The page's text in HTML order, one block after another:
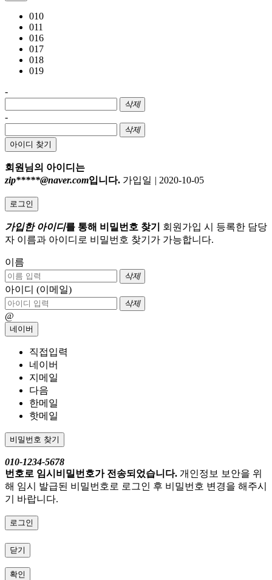
010
011
016
017
018
019
-
삭제
-
삭제
아이디 찾기
회원님의 아이디는
zip*****@naver.com입니다. 가입일 | 2020-10-05
로그인
가입한 아이디를 통해 비밀번호 찾기
회원가입 시 등록한 담당
자 이름과 아이디로 비밀번호 찾기가 가능합니다.
이름
삭제
아이디 (이메일)
삭제
@
네이버
직접입력
네이버
지메일
다음
한메일
핫메일
비밀번호 찾기
010-1234-5678
번호로 임시비밀번호가 전송되었습니다. 개인정보 보안을 위
해 임시 발급된 비밀번호로 로그인 후 비밀번호 변경을 해주시
기 바랍니다.
로그인
닫기
확인